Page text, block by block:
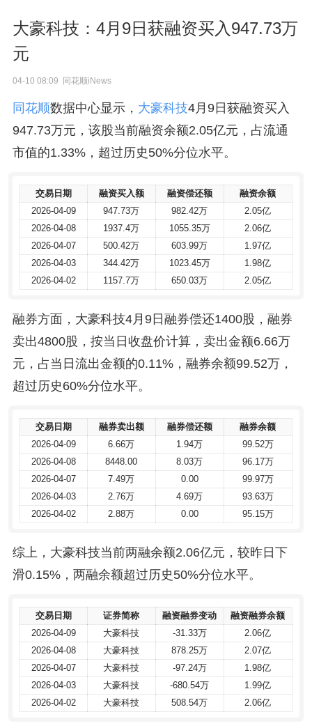
大豪科技：4月9日获融资买入947.73万
元
04-10 08:09 同花顺iNews
同花顺数据中心显示， 大豪科技4月9日获融资买入
947.73万元，该股当前融资余额2.05亿元，占流通
市值的1.33%，超过历史50%分位水平。
交易日期 融资买入额 融资偿还额
融资余额
2026-04-09
947.73万 982.42万
2.05亿
2026-04-08
1937.4万 1055.35万
2.06亿
2026-04-07
500.42万 603.99万
1.97亿
2026-04-03
344.42万 1023.45万
1.98亿
2026-04-02
1157.7万 650.03万 2.05亿
交易日期 融资买入额 融资偿还额
融资余额
2026-04-09
947.73万 982.42万
2.05亿
2026-04-08
1937.4万 1055.35万
2.06亿
2026-04-07
500.42万 603.99万
1.97亿
2026-04-03
344.42万 1023.45万
1.98亿
2026-04-02
1157.7万 650.03万 2.05亿
融券方面，大豪科技4月9日融券偿还1400股，融券
卖出4800股，按当日收盘价计算，卖出金额6.66万
元，占当日流出金额的0.11%，融券余额99.52万，
超过历史60%分位水平。
交易日期 融券卖出额 融券偿还额
融券余额
2026-04-09
6.66万 1.94万
99.52万
2026-04-08
8448.00 8.03万
96.17万
2026-04-07
7.49万 0.00
99.97万
2026-04-03
2.76万 4.69万
93.63万
2026-04-02
2.88万 0.00 95.15万
交易日期 融券卖出额 融券偿还额
融券余额
2026-04-09
6.66万 1.94万
99.52万
2026-04-08
8448.00 8.03万
96.17万
2026-04-07
7.49万 0.00
99.97万
2026-04-03
2.76万 4.69万
93.63万
2026-04-02
2.88万 0.00 95.15万
综上，大豪科技当前两融余额2.06亿元，较昨日下
滑0.15%，两融余额超过历史50%分位水平。
交易日期 证券简称 融资融券变动
融资融券余额
2026-04-09
大豪科技 -31.33万
2.06亿
2026-04-08
大豪科技 878.25万
2.07亿
2026-04-07
大豪科技 -97.24万
1.98亿
2026-04-03
大豪科技 -680.54万
1.99亿
2026-04-02
大豪科技 508.54万 2.06亿
交易日期 证券简称 融资融券变动
融资融券余额
2026-04-09
大豪科技 -31.33万
2.06亿
2026-04-08
大豪科技 878.25万
2.07亿
2026-04-07
大豪科技 -97.24万
1.98亿
2026-04-03
大豪科技 -680.54万
1.99亿
2026-04-02
大豪科技 508.54万 2.06亿